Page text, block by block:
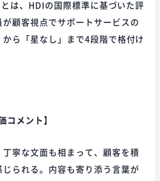
は、HDIの国際標準に基づいた評
顧客視点でサポートサービスの
ら「星なし」まで4段階で格付け
コメント】
寧な文面も相まって、顧客を積
られる。内容も寄り添う言葉が